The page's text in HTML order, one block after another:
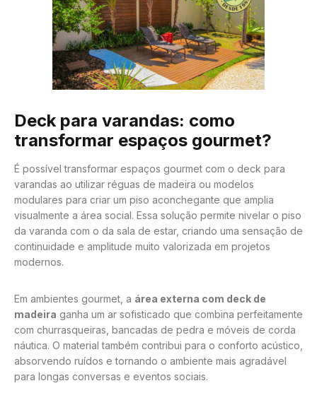
Deck para varandas: como
transformar espaços gourmet?
É possível transformar espaços gourmet com o deck para
varandas ao utilizar réguas de madeira ou modelos
modulares para criar um piso aconchegante que amplia
visualmente a área social. Essa solução permite nivelar o piso
da varanda com o da sala de estar, criando uma sensação de
continuidade e amplitude muito valorizada em projetos
modernos.
Em ambientes gourmet, a área externa com deck de
madeira ganha um ar sofisticado que combina perfeitamente
com churrasqueiras, bancadas de pedra e móveis de corda
náutica. O material também contribui para o conforto acústico,
absorvendo ruídos e tornando o ambiente mais agradável
para longas conversas e eventos sociais.